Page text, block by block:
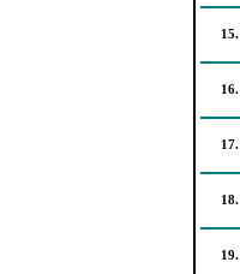
15.
16.
17.
18.
19.